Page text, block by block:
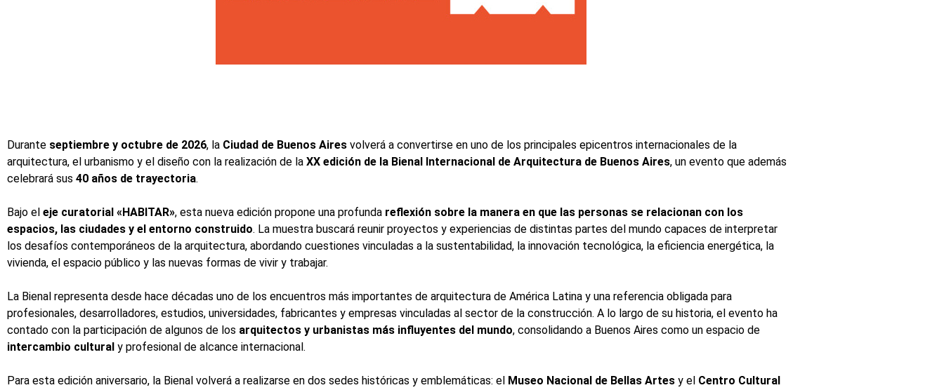
Durante septiembre y octubre de 2026, la Ciudad de Buenos Aires volverá a convertirse en uno de los principales epicentros internacionales de la
arquitectura, el urbanismo y el diseño con la realización de la XX edición de la Bienal Internacional de Arquitectura de Buenos Aires, un evento que además
celebrará sus 40 años de trayectoria.
Bajo el eje curatorial «HABITAR», esta nueva edición propone una profunda reflexión sobre la manera en que las personas se relacionan con los
espacios, las ciudades y el entorno construido. La muestra buscará reunir proyectos y experiencias de distintas partes del mundo capaces de interpretar
los desafíos contemporáneos de la arquitectura, abordando cuestiones vinculadas a la sustentabilidad, la innovación tecnológica, la eficiencia energética, la
vivienda, el espacio público y las nuevas formas de vivir y trabajar.
La Bienal representa desde hace décadas uno de los encuentros más importantes de arquitectura de América Latina y una referencia obligada para
profesionales, desarrolladores, estudios, universidades, fabricantes y empresas vinculadas al sector de la construcción. A lo largo de su historia, el evento ha
contado con la participación de algunos de los arquitectos y urbanistas más influyentes del mundo, consolidando a Buenos Aires como un espacio de
intercambio cultural y profesional de alcance internacional.
Para esta edición aniversario, la Bienal volverá a realizarse en dos sedes históricas y emblemáticas: el Museo Nacional de Bellas Artes y el Centro Cultural